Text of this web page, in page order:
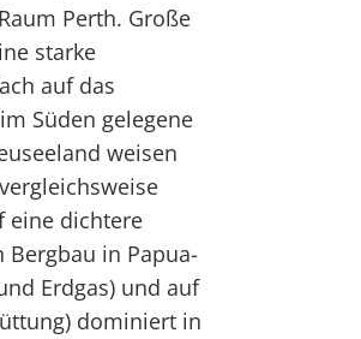
Perth. Große
starke
auf das
Süden gelegene
weisen
eine dichtere
Bergbau in Papua-
Erdgas) und auf
dominiert in